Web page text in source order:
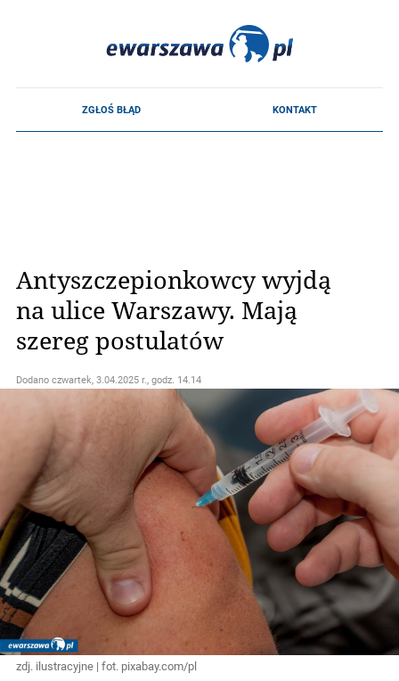
Antyszczepionkowcy wyjdą
na ulice Warszawy. Mają
szereg postulatów
Dodano czwartek, 3.04.2025 r., godz. 14.14
zdj. ilustracyjne | fot. pixabay.com/pl